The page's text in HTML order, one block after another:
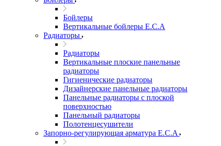
Бойлеры
Вертикальные бойлеры E.C.A
Радиаторы
Радиаторы
Вертикальные плоские панельные
радиаторы
Гигиенические радиаторы
Дизайнерские панельные радиаторы
Панельные радиаторы с плоской
поверхностью
Панельный радиаторы
Полотенцесушители
Запорно-регулирующая арматура E.C.A